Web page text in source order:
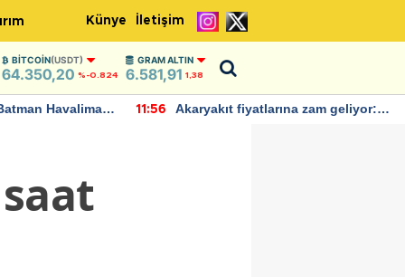
Künye İletişim
BITCOIN(USDT)
64.350,20 %-0.824
GRAM ALTIN
6.581,91 1,38
Havalimanı
11:56
Akaryakıt fiyatlarına zam geliyor: